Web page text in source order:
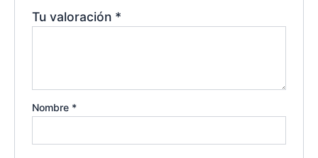
Tu valoración *
Nombre *